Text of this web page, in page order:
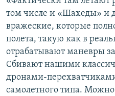
том числе и «Шахеды» и
вражеские, которые
полета, такую как в
отрабатывают маневры
Сбивают нашими
дронами-
самолетного типа.